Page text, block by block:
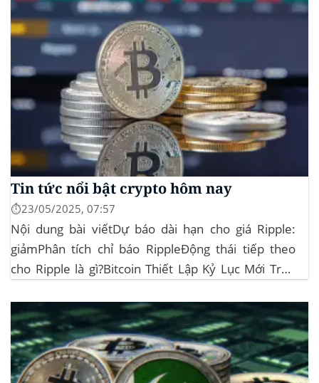
Tin tức nổi bật crypto hôm nay
⏱️23/05/2025, 07:57
Nội dung bài viếtDự báo dài hạn cho giá Ripple:
giảmPhân tích chỉ báo RippleĐộng thái tiếp theo
cho Ripple là gì?Bitcoin Thiết Lập Kỷ Lục Mới Trên
khi Bitcoin (BTC) lần đầu tiên duy trì trên mức
110.000 USD, đạt...